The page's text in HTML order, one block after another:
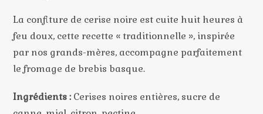
La confiture de cerise noire est cuite huit heures à
feu doux, cette recette « traditionnelle », inspirée
par nos grands-mères, accompagne parfaitement
le fromage de brebis basque.
Ingrédients : Cerises noires entières, sucre de